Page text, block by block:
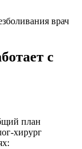
врач
с
план
хирург